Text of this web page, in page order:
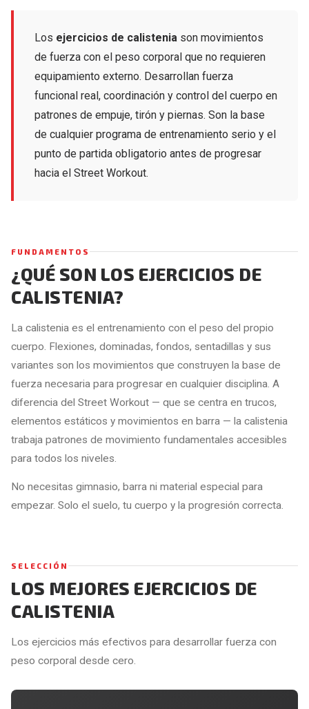
Los ejercicios de calistenia son movimientos
de fuerza con el peso corporal que no requieren
equipamiento externo. Desarrollan fuerza
funcional real, coordinación y control del cuerpo en
patrones de empuje, tirón y piernas. Son la base
de cualquier programa de entrenamiento serio y el
punto de partida obligatorio antes de progresar
hacia el Street Workout.
FUNDAMENTOS
¿QUÉ SON LOS EJERCICIOS DE
CALISTENIA?
La calistenia es el entrenamiento con el peso del propio
cuerpo. Flexiones, dominadas, fondos, sentadillas y sus
variantes son los movimientos que construyen la base de
fuerza necesaria para progresar en cualquier disciplina. A
diferencia del Street Workout — que se centra en trucos,
elementos estáticos y movimientos en barra — la calistenia
trabaja patrones de movimiento fundamentales accesibles
para todos los niveles.
No necesitas gimnasio, barra ni material especial para
empezar. Solo el suelo, tu cuerpo y la progresión correcta.
SELECCIÓN
LOS MEJORES EJERCICIOS DE
CALISTENIA
Los ejercicios más efectivos para desarrollar fuerza con
peso corporal desde cero.